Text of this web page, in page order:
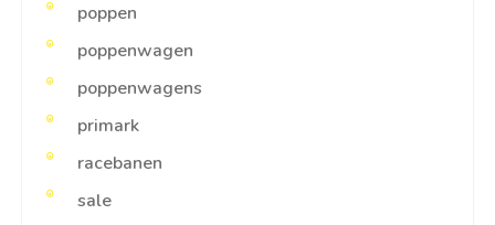
poppen
poppenwagen
poppenwagens
primark
racebanen
sale